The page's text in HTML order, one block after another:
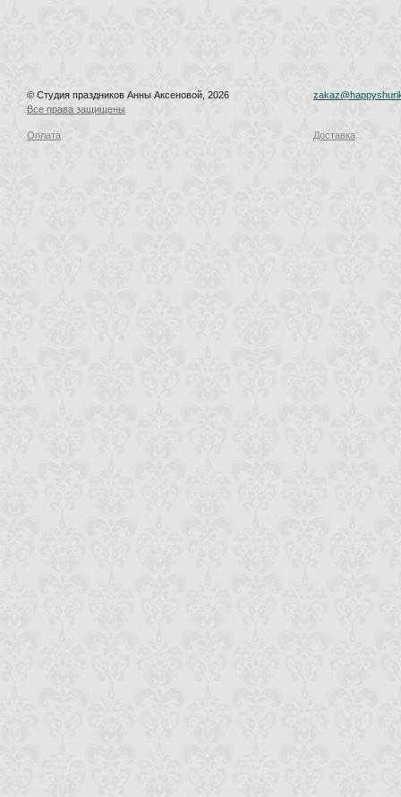
© Студия праздников Анны Аксеновой, 2026
Все права защищены
Оплата Доставка